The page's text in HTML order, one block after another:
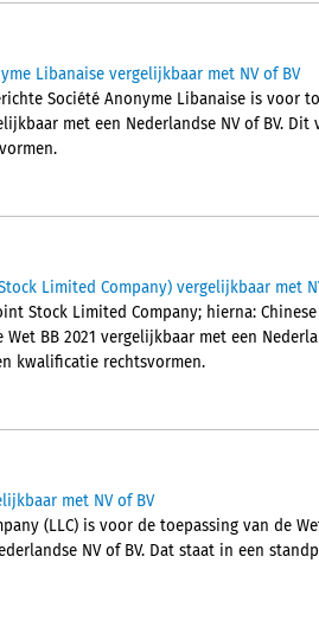
Libanaise vergelijkbaar met NV of BV
Société Anonyme Libanaise is voor
met een Nederlandse NV of BV.
Limited Company) vergelijkbaar met
Stock Limited Company; hierna:
Wet BB 2021 vergelijkbaar met een
kwalificatie rechtsvormen.
met NV of BV
(LLC) is voor de toepassing van de
NV of BV. Dat staat in een